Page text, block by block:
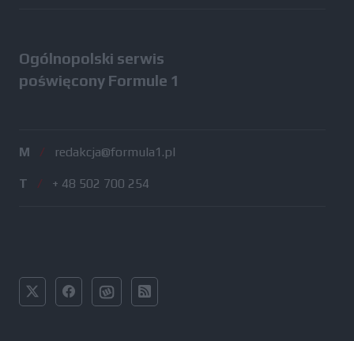
Ogólnopolski serwis
poświęcony Formule 1
M / redakcja@formula1.pl
T / + 48 502 700 254